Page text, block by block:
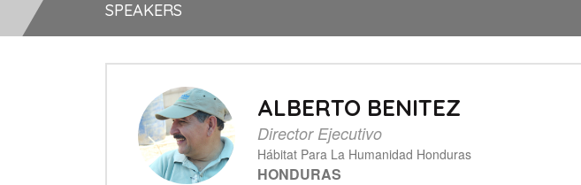
SPEAKERS
ALBERTO BENITEZ
Director Ejecutivo
Hábitat Para La Humanidad Honduras
HONDURAS